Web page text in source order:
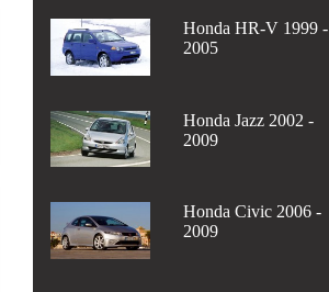
Honda HR-V 1999 -
2005
Honda Jazz 2002 -
2009
Honda Civic 2006 -
2009